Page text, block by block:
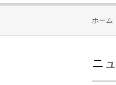
ホーム
ニ